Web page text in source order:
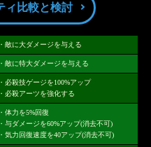
ィ比較と検討
・敵に大ダメージを与える
・敵に特大ダメージを与える
・必殺技ゲージを100%アップ
・必殺アーツを強化する
・体力を5%回復
・与ダメージを60%アップ(消去不可)
・気力回復速度を40アップ(消去不可)